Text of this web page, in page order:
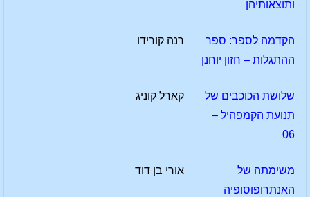
ותוצאותיהן
הקדמה לספר: ספר
ההתגלות – חזון יוחנן
רנה קורידו
שלושת הכוכבים של
תנועת הקמפהיל –
06
קארל קוניג
משימתה של
האנתרופוסופיה
אורי בן דוד